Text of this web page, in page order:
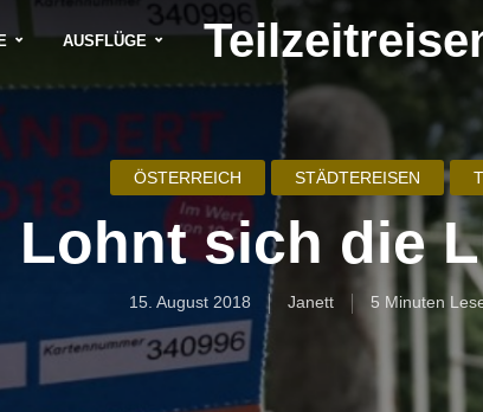
AUSFLÜGE
ÖSTERREICH STÄDTEREISEN
Lohnt sich die
15. August 2018 Janett 5 Minuten